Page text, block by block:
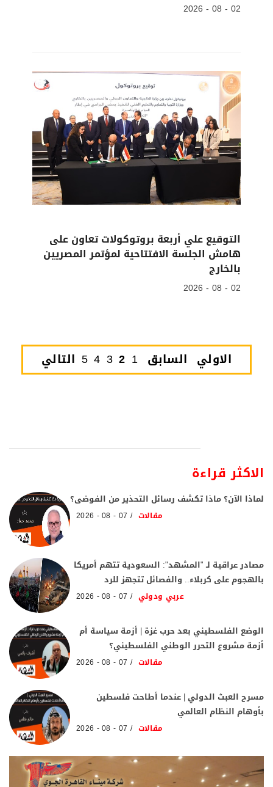
02 - 08 - 2026
التوقيع علي أربعة بروتوكولات تعاون على
هامش الجلسة الافتتاحية لمؤتمر المصريين
بالخارج
02 - 08 - 2026
الاولي السابق 1
2
3
4
5 التالي
الاكثر قراءة
لماذا الآن؟ ماذا تكشف رسائل التحذير من الفوضى؟
مقالات 07 - 08 - 2026
مصادر عراقية لـ "المشهد": السعودية تتهم أمريكا
بالهجوم على كربلاء.. والفصائل تتجهز للرد
عربي ودولي 07 - 08 - 2026
الوضع الفلسطيني بعد حرب غزة | أزمة سياسة أم
أزمة مشروع التحرر الوطني الفلسطيني؟
مقالات 07 - 08 - 2026
مسرح العبث الدولي | عندما أطاحت فلسطين
بأوهام النظام العالمي
مقالات 07 - 08 - 2026